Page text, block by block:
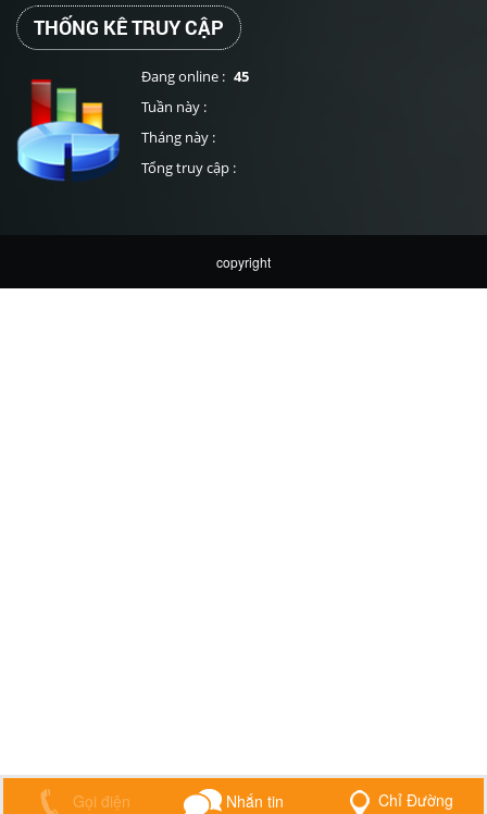
THỐNG KÊ TRUY CẬP
Đang online : 45
Tuần này :
Tháng này :
Tổng truy cập :
copyright
Gọi điện Nhắn tin Chỉ Đường